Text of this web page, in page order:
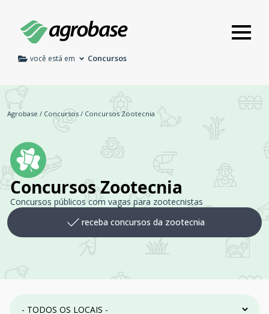
você está em Concursos
Agrobase / Concursos / Concursos Zootecnia
Concursos Zootecnia
Concursos públicos com vagas para zootecnistas
receba concursos da zootecnia